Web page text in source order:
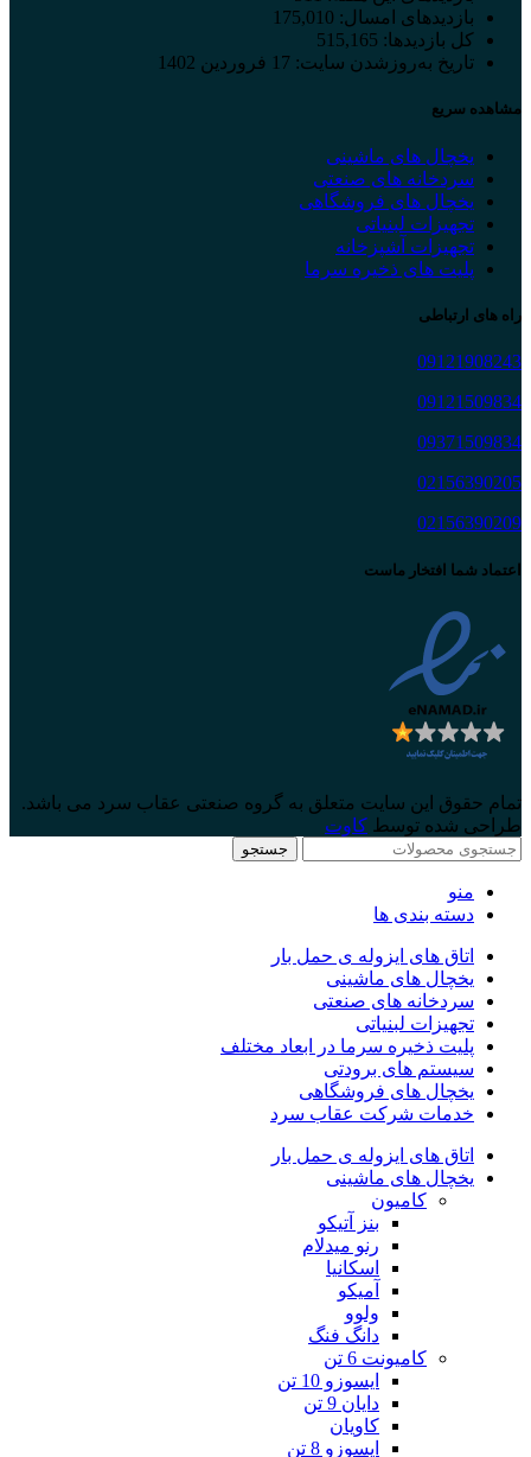
بازدیدهای امسال: 175,010
کل بازدیدها: 515,165
تاریخ به‌روزشدن سایت: 17 فروردین 1402
مشاهده سریع
یخچال های ماشینی
سردخانه های صنعتی
یخچال های فروشگاهی
تجهیزات لبنیاتی
تجهیزات آشپزخانه
پلیت های ذخیره سرما
راه های ارتباطی
09121908243
09121509834
09371509834
02156390205
02156390209
اعتماد شما افتخار ماست
تمام حقوق این سایت متعلق به گروه صنعتی عقاب سرد می باشد.
طراحی شده توسط کاوت
جستجو
منو
دسته بندی ها
اتاق های ایزوله ی حمل بار
یخچال های ماشینی
سردخانه های صنعتی
تجهیزات لبنیاتی
پلیت ذخیره سرما در ابعاد مختلف
سیستم های برودتی
یخچال های فروشگاهی
خدمات شرکت عقاب سرد
اتاق های ایزوله ی حمل بار
یخچال های ماشینی
کامیون
بنز آتیکو
رنو میدلام
اسکانیا
آمیکو
ولوو
دانگ فنگ
کامیونت 6 تن
ایسوزو 10 تن
دایان 9 تن
کاویان
ایسوزو 8 تن